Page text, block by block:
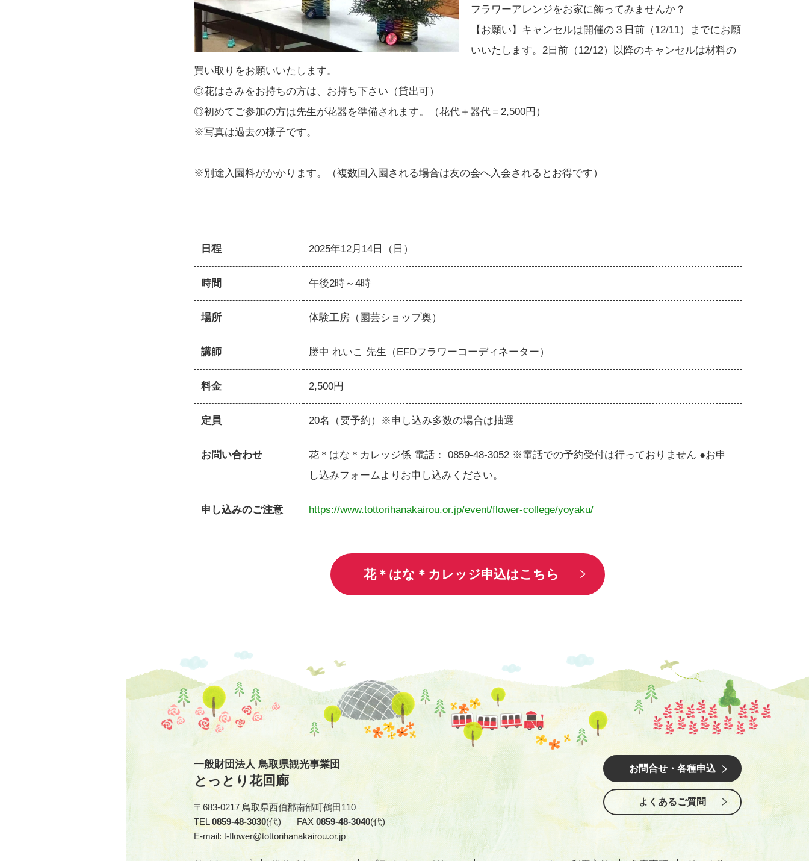
フラワーアレンジをお家に飾ってみませんか？
【お願い】キャンセルは開催の３日前（12/11）までにお願
いいたします。2日前（12/12）以降のキャンセルは材料の
買い取りをお願いいたします。
◎花はさみをお持ちの方は、お持ち下さい（貸出可）
◎初めてご参加の方は先生が花器を準備されます。（花代＋器代＝2,500円）
※写真は過去の様子です。
※別途入園料がかかります。（複数回入園される場合は友の会へ入会されるとお得です）
日程 2025年12月14日（日）
時間 午後2時～4時
場所 体験工房（園芸ショップ奥）
講師 勝中 れいこ 先生（EFDフラワーコーディネーター）
料金 2,500円
定員 20名（要予約）※申し込み多数の場合は抽選
お問い合わせ
花＊はな＊カレッジ係 電話： 0859-48-3052 ※電話での予約受付は行っておりません ●お申
し込みフォームよりお申し込みください。
申し込みのご注意 https://www.tottorihanakairou.or.jp/event/flower-college/yoyaku/
花＊はな＊カレッジ申込はこちら
一般財団法人 鳥取県観光事業団
とっとり花回廊
〒683-0217 鳥取県西伯郡南部町鶴田110
TEL0859-48-3030(代) FAX 0859-48-3040(代)
E-mail: t-flower@tottorihanakairou.or.jp
お問合せ・各種申込
よくあるご質問